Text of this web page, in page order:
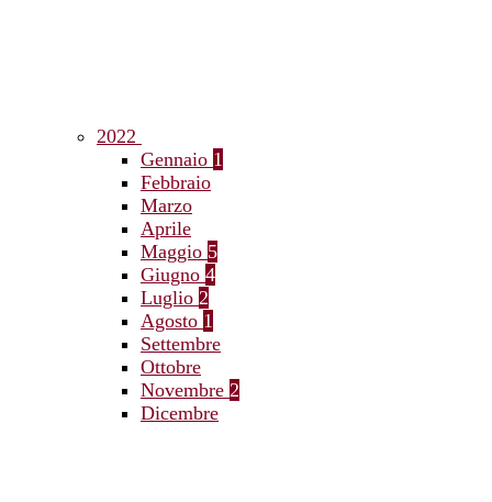
2022
Gennaio 1
Febbraio
Marzo
Aprile
Maggio 5
Giugno 4
Luglio 2
Agosto 1
Settembre
Ottobre
Novembre 2
Dicembre